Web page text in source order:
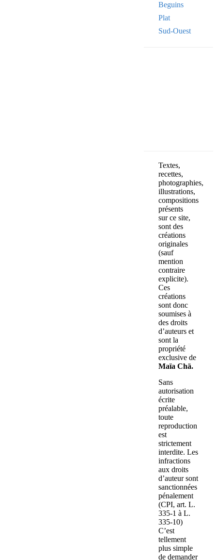
Beguins
Plat
Sud-Ouest
Textes,
recettes,
photographies,
illustrations,
compositions
présents
sur ce site,
sont des
créations
originales
(sauf
mention
contraire
explicite).
Ces
créations
sont donc
soumises à
des droits
d’auteurs et
sont la
propriété
exclusive de
Maïa Chä.
Sans
autorisation
écrite
préalable,
toute
reproduction
est
strictement
interdite. Les
infractions
aux droits
d’auteur sont
sanctionnées
pénalement
(CPI, art. L.
335-1 à L.
335-10)
C’est
tellement
plus simple
de demander